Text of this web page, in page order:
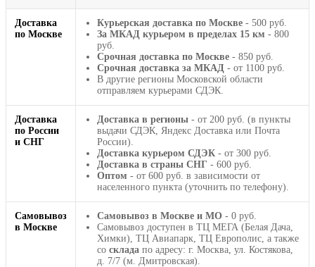
Доставка
по Москве
Курьерская доставка по Москве - 500 руб.
За МКАД курьером в пределах 15 км - 800
руб.
Срочная доставка по Москве - 850 руб.
Срочная доставка за МКАД - от 1100 руб.
В другие регионы Московской области
отправляем курьерами СДЭК.
Доставка
по России
и СНГ
Доставка в регионы - от 200 руб. (в пункты
выдачи СДЭК, Яндекс Доставка или Почта
России).
Доставка курьером СДЭК - от 300 руб.
Доставка в страны СНГ - 600 руб.
Оптом - от 600 руб. в зависимости от
населенного пункта (уточнить по телефону).
Самовывоз
в Москве
Самовывоз в Москве и МО - 0 руб.
Самовывоз доступен в ТЦ МЕГА (Белая Дача,
Химки), ТЦ Авиапарк, ТЦ Европолис, а также
со склада по адресу: г. Москва, ул. Костякова,
д. 7/7 (м. Дмитровская).